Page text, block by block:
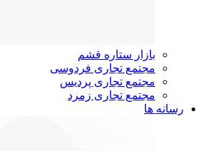
بازار ستاره قشم
مجتمع تجاری فردوسی
مجتمع تجاری پردیس
مجتمع تجاری زمرد
رسانه ها